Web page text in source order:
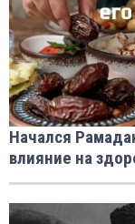
Начался
влияние на